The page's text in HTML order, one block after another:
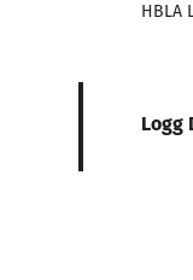
HBLA
Logg